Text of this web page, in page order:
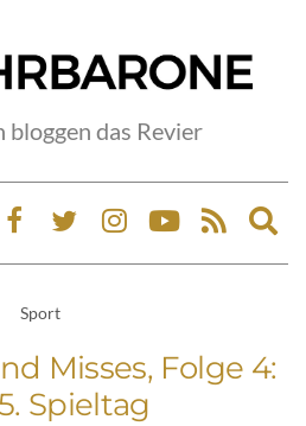
bloggen das Revier
Sport
Misses, Folge 4:
Spieltag